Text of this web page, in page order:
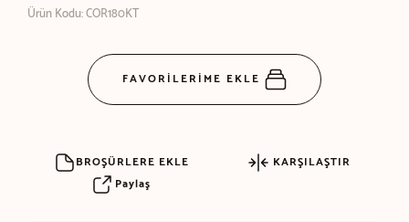
Ürün Kodu: COR180KT
FAVORİLERİME EKLE
BROŞÜRLERE EKLE
KARŞILAŞTIR
Paylaş